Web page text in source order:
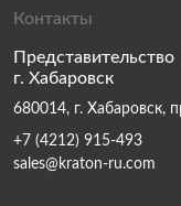
Контакты
Представительство
г. Хабаровск
680014, г. Хабаровск,
+7 (4212) 915-493
sales@kraton-ru.com